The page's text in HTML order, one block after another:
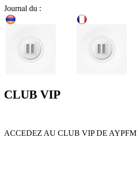
Journal du :
CLUB VIP
ACCEDEZ AU CLUB VIP DE AYPFM